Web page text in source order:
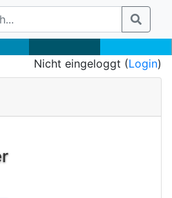
Nicht eingeloggt (Login)